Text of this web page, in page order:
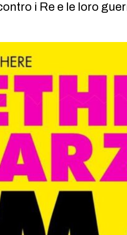
i Re e le loro